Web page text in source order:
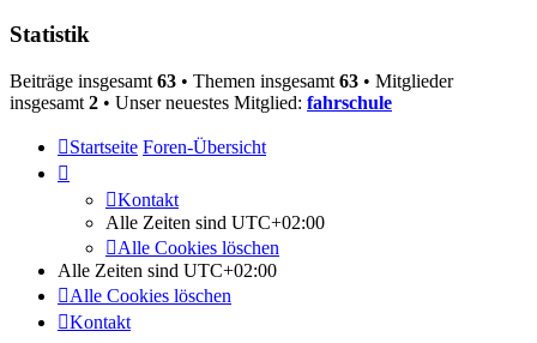
Statistik
Beiträge insgesamt 63 • Themen insgesamt 63 • Mitglieder
insgesamt 2 • Unser neuestes Mitglied: fahrschule
Startseite Foren-Übersicht
Kontakt
Alle Zeiten sind UTC+02:00
Alle Cookies löschen
Alle Zeiten sind UTC+02:00
Alle Cookies löschen
Kontakt